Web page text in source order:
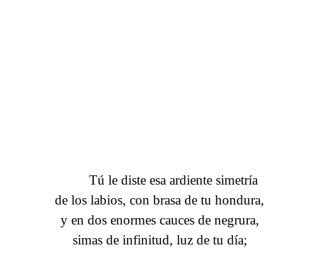
Tú le diste esa ardiente simetría
de los labios, con brasa de tu hondura,
y en dos enormes cauces de negrura,
simas de infinitud, luz de tu día;